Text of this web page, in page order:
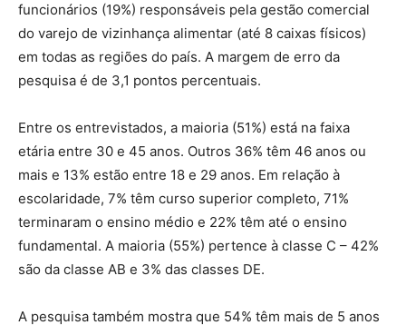
funcionários (19%) responsáveis pela gestão comercial
do varejo de vizinhança alimentar (até 8 caixas físicos)
em todas as regiões do país. A margem de erro da
pesquisa é de 3,1 pontos percentuais.
Entre os entrevistados, a maioria (51%) está na faixa
etária entre 30 e 45 anos. Outros 36% têm 46 anos ou
mais e 13% estão entre 18 e 29 anos. Em relação à
escolaridade, 7% têm curso superior completo, 71%
terminaram o ensino médio e 22% têm até o ensino
fundamental. A maioria (55%) pertence à classe C – 42%
são da classe AB e 3% das classes DE.
A pesquisa também mostra que 54% têm mais de 5 anos